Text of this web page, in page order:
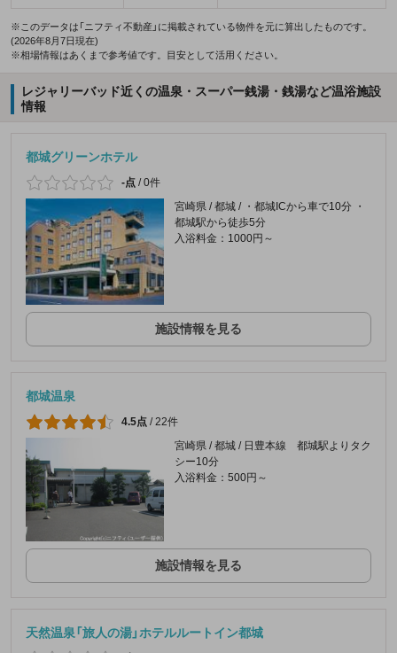
※このデータは「ニフティ不動産」に掲載されている物件を元に算出したものです。
(2026年8月7日現在)
※相場情報はあくまで参考値です。目安として活用ください。
レジャリーバッド近くの温泉・スーパー銭湯・銭湯など温浴施設
情報
都城グリーンホテル
-点 /0件
宮崎県 / 都城 / ・都城ICから車で10分 ・
都城駅から徒歩5分
入浴料金：1000円～
施設情報を見る
都城温泉
4.5点 /22件
宮崎県 / 都城 / 日豊本線 都城駅よりタク
シー10分
入浴料金：500円～
施設情報を見る
天然温泉「旅人の湯」ホテルルートイン都城